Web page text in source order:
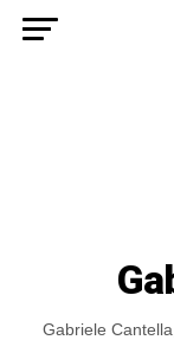
Gabriele